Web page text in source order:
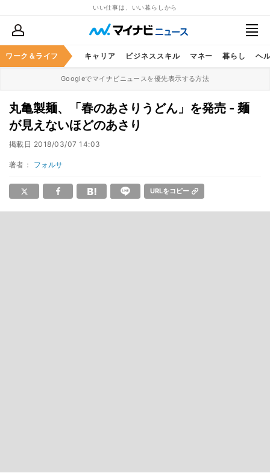
いい仕事は、いい暮らしから
ワーク＆ライフ キャリア ビジネススキル マネー 暮らし ヘ
Googleでマイナビニュースを優先表示する方法
丸亀製麺、「春のあさりうどん」を発売 - 麺
が見えないほどのあさり
掲載日 2018/03/07 14:03
著者： フォルサ
URLをコピー